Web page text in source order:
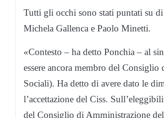
Tutti gli occhi sono stati puntati su
Michela Gallenca e Paolo Minetti.
«Contesto – ha detto Ponchia – al
essere ancora membro del
Sociali). Ha detto di avere dato le
l’accettazione del Ciss.
del Consiglio di Amministrazione